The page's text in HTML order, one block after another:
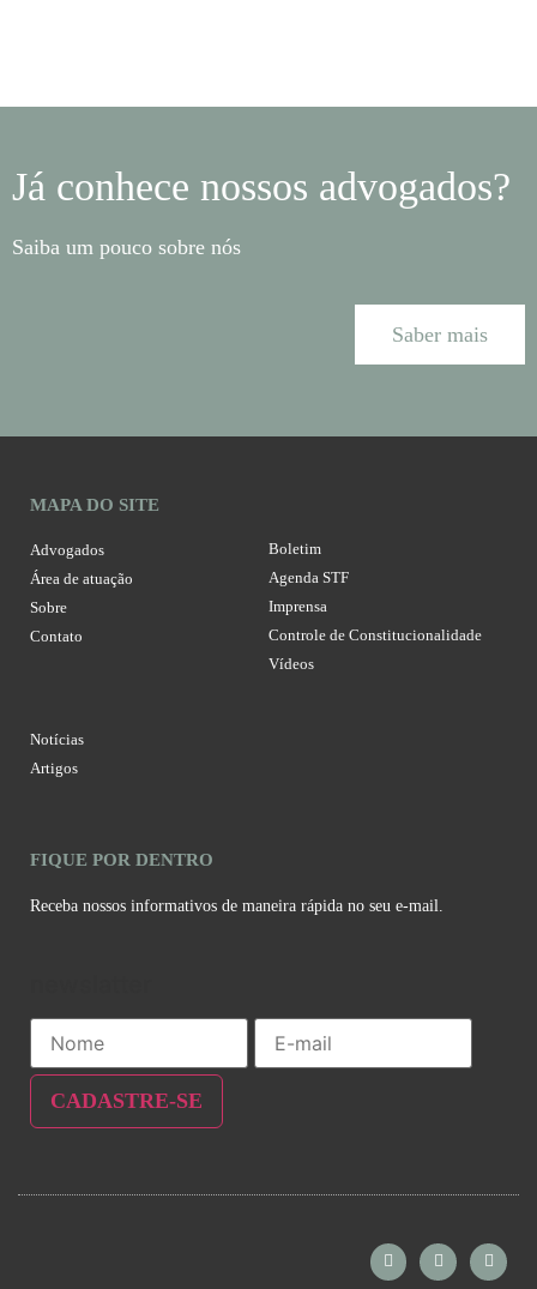
Já conhece nossos advogados?
Saiba um pouco sobre nós
Saber mais
MAPA DO SITE
Advogados
Área de atuação
Sobre
Contato
Boletim
Agenda STF
Imprensa
Controle de Constitucionalidade
Vídeos
Notícias
Artigos
FIQUE POR DENTRO
Receba nossos informativos de maneira rápida no seu e-mail.